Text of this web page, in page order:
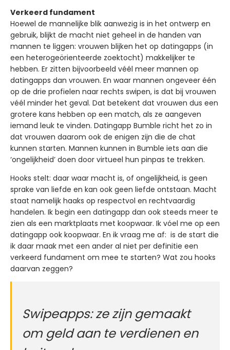
Verkeerd fundament
Hoewel de mannelijke blik aanwezig is in het ontwerp en
gebruik, blijkt de macht niet geheel in de handen van
mannen te liggen: vrouwen blijken het op datingapps (in
een heterogeörienteerde zoektocht) makkelijker te
hebben. Er zitten bijvoorbeeld véél meer mannen op
datingapps dan vrouwen. En waar mannen ongeveer één
op de drie profielen naar rechts swipen, is dat bij vrouwen
véél minder het geval. Dat betekent dat vrouwen dus een
grotere kans hebben op een match, als ze aangeven
iemand leuk te vinden. Datingapp Bumble richt het zo in
dat vrouwen daarom ook de enigen zijn die de chat
kunnen starten. Mannen kunnen in Bumble iets aan die
‘ongelijkheid’ doen door virtueel hun pinpas te trekken.
Hooks stelt: daar waar macht is, of ongelijkheid, is geen
sprake van liefde en kan ook geen liefde ontstaan. Macht
staat namelijk haaks op respectvol en rechtvaardig
handelen. Ik begin een datingapp dan ook steeds meer te
zien als een marktplaats met koopwaar. Ik vóel me op een
datingapp ook koopwaar. En ik vraag me af: is de start die
ik daar maak met een ander al niet per definitie een
verkeerd fundament om mee te starten? Wat zou hooks
daarvan zeggen?
Swipeapps: ze zijn gemaakt
om geld aan te verdienen en